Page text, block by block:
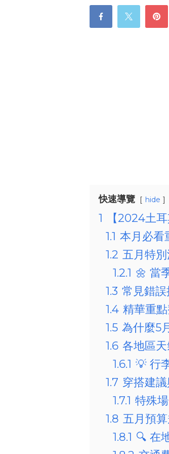
快速導覽 hide
1
【2024土
1.1 本月必看
1.2 五月特
1.2.1 🌼 當
1.3 常見錯
1.4 精華重
1.5 為什麼5
1.6 各地區
1.6.1 💡 行
1.7 穿搭建
1.7.1 特殊
1.8 五月預
1.8.1 🔍 在